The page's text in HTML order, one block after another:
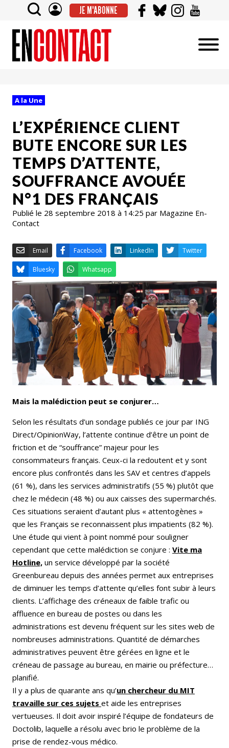
JE M'ABONNE
A la Une
L’EXPÉRIENCE CLIENT
BUTE ENCORE SUR LES
TEMPS D’ATTENTE,
SOUFFRANCE AVOUÉE
N°1 DES FRANÇAIS
Publié le 28 septembre 2018 à 14:25 par Magazine En-
Contact
Email Facebook LinkedIn
Bluesky Whatsapp
Mais la malédiction peut se conjurer…
Selon les résultats d’un sondage publiés ce jour par ING
Direct/OpinionWay, l’attente continue d’être un point de
friction et de “souffrance” majeur pour les
consommateurs français. Ceux-ci la redoutent et y sont
encore plus confrontés dans les SAV et centres d’appels
(61 %), dans les services administratifs (55 %) plutôt que
chez le médecin (48 %) ou aux caisses des supermarchés.
Ces situations seraient d’autant plus « attentogènes »
que les Français se reconnaissent plus impatients (82 %).
Une étude qui vient à point nommé pour souligner
cependant que cette malédiction se conjure : Vite ma
Hotline, un service développé par la société
Greenbureau depuis des années permet aux entreprises
de diminuer les temps d’attente qu’elles font subir à leurs
clients. L’affichage des créneaux de faible trafic ou
affluence en bureau de postes ou dans les
administrations est devenu fréquent sur les sites web de
nombreuses administrations. Quantité de démarches
administratives peuvent être gérées en ligne et le
créneau de passage au bureau, en mairie ou préfecture…
planifié.
Il y a plus de quarante ans qu’un chercheur du MIT
travaille sur ces sujets et aide les entreprises
vertueuses. Il doit avoir inspiré l’équipe de fondateurs de
Doctolib, laquelle a résolu avec brio le problème de la
prise de rendez-vous médico.